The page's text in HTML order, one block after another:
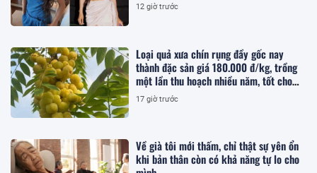
12 giờ trước
Loại quả xưa chín rụng đầy gốc nay
thành đặc sản giá 180.000 đ/kg, trồng
một lần thu hoạch nhiều năm, tốt cho
sức khỏe
17 giờ trước
Về già tôi mới thấm, chỉ thật sự yên ổn
khi bản thân còn có khả năng tự lo cho